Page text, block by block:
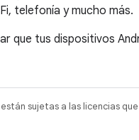
telefonía y mucho más.
que tus dispositivos
sujetas a las licencias